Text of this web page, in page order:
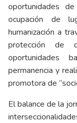
oportunidades
ocupación de
humanización a
protección de
oportunidades
permanencia y
promotora de
El balance de la